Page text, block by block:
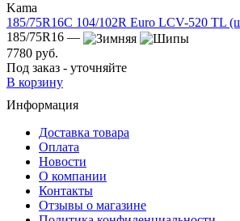
Kama
185/75R16C 104/102R Euro LCV-520 TL
185/75R16 —
7780 руб.
Под заказ - уточняйте
В корзину
Информация
Доставка товара
Оплата
Новости
О компании
Контакты
Отзывы о магазине